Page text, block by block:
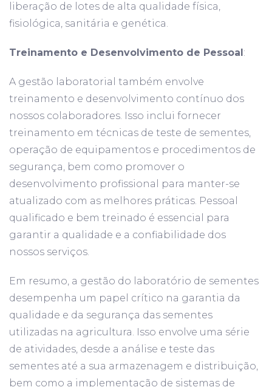
liberação de lotes de alta qualidade física,
fisiológica, sanitária e genética.
Treinamento e Desenvolvimento de Pessoal:
A gestão laboratorial também envolve
treinamento e desenvolvimento contínuo dos
nossos colaboradores. Isso inclui fornecer
treinamento em técnicas de teste de sementes,
operação de equipamentos e procedimentos de
segurança, bem como promover o
desenvolvimento profissional para manter-se
atualizado com as melhores práticas. Pessoal
qualificado e bem treinado é essencial para
garantir a qualidade e a confiabilidade dos
nossos serviços.
Em resumo, a gestão do laboratório de sementes
desempenha um papel crítico na garantia da
qualidade e da segurança das sementes
utilizadas na agricultura. Isso envolve uma série
de atividades, desde a análise e teste das
sementes até a sua armazenagem e distribuição,
bem como a implementação de sistemas de